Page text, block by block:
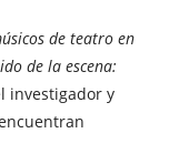
de teatro en
de la escena:
investigador y